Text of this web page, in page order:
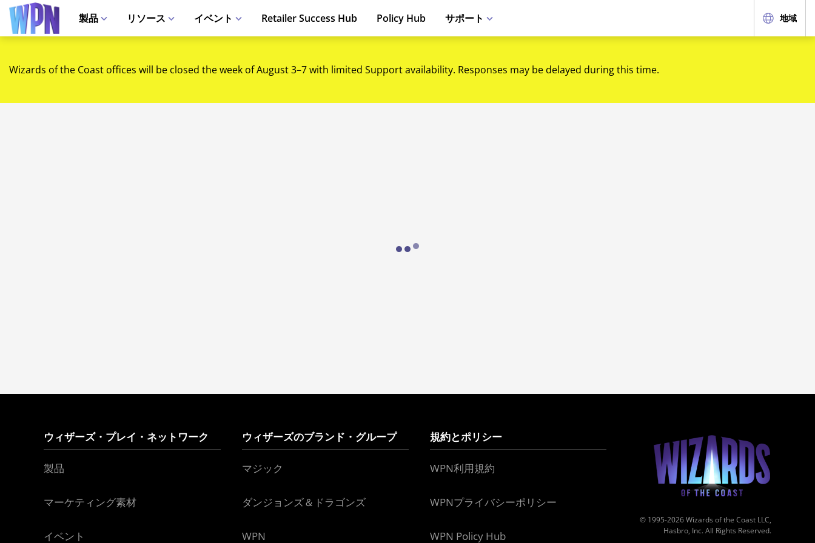
製品 リソース イベント Retailer Success Hub Policy Hub サポート 地域
Wizards of the Coast offices will be closed the week of August 3–7 with limited Support availability. Responses may be delayed during this time.
Loading...
ウィザーズ・プレイ・ネットワーク
製品
マーケティング素材
イベント
ウィザーズのブランド・グループ
マジック
ダンジョンズ＆ドラゴンズ
WPN
規約とポリシー
WPN利用規約
WPNプライバシーポリシー
WPN Policy Hub
© 1995-2026 Wizards of the Coast LLC,
Hasbro, Inc. All Rights Reserved.